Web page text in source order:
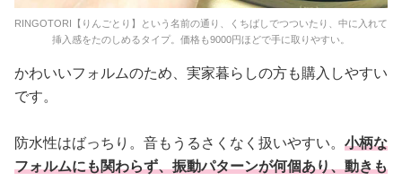
RINGOTORI【りんごとり】という名前の通り、くちばしでつついたり、中に入れて
挿入感をたのしめるタイプ。価格も9000円ほどで手に取りやすい。
かわいいフォルムのため、実家暮らしの方も購入しやすい
です。
防水性はばっちり。音もうるさくなく扱いやすい。 小柄な
フォルムにも関わらず、振動パターンが何個あり、動きも